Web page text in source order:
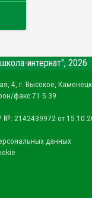
интернат", 2026
4, г. Высокое,
факс 71 5 39
№: 2142439972 от
данных